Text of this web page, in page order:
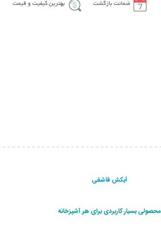
ضمانت بازگشت بهترین کیفیت و قیمت
آبکش قاشقی
محصولی بسیار کاربردی برای هر آشپزخانه